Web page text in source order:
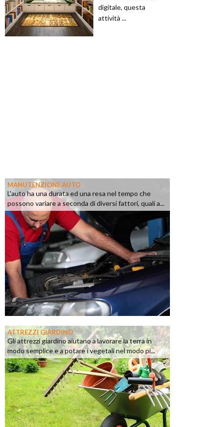
digitale, questa
attività ...
MANUTENZIONE AUTO
L'auto ha una durata ed una resa nel tempo che
possono variare a seconda di diversi fattori, quali a...
ATTREZZI GIARDINO
Gli attrezzi giardino aiutano a lavorare la terra in
modo semplice e a potare i vegetali nel modo pi...